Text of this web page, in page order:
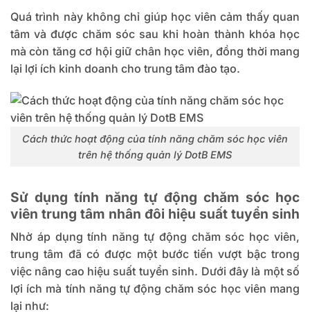
Quá trình này không chỉ giúp học viên cảm thấy quan
tâm và được chăm sóc sau khi hoàn thành khóa học
mà còn tăng cơ hội giữ chân học viên, đồng thời mang
lại lợi ích kinh doanh cho trung tâm đào tạo.
Cách thức hoạt động của tính năng chăm sóc học viên
trên hệ thống quản lý DotB EMS
Sử dụng tính năng tự động chăm sóc học
viên trung tâm nhân đôi hiệu suất tuyển sinh
Nhờ áp dụng tính năng tự động chăm sóc học viên,
trung tâm đã có được một bước tiến vượt bậc trong
việc nâng cao hiệu suất tuyển sinh. Dưới đây là một số
lợi ích mà tính năng tự động chăm sóc học viên mang
lại như: